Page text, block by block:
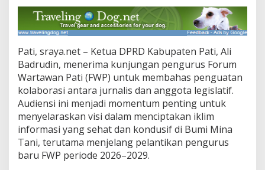
a
D
P
R
D
P
a
t
i
A
l
i
B
a
d
Pati, sraya.net – Ketua DPRD Kabupaten Pati, Ali
Badrudin, menerima kunjungan pengurus Forum
Wartawan Pati (FWP) untuk membahas penguatan
kolaborasi antara jurnalis dan anggota legislatif.
Audiensi ini menjadi momentum penting untuk
menyelaraskan visi dalam menciptakan iklim
informasi yang sehat dan kondusif di Bumi Mina
Tani, terutama menjelang pelantikan pengurus
baru FWP periode 2026–2029.